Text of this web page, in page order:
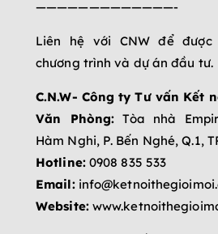
—————————————-
Liên hệ với CNW để
chương trình và dự án đầu tư.
C.N.W- Công ty Tư vấn Kết
Văn Phòng: Tòa nhà
Hàm Nghi, P. Bến Nghé, Q.1,
Hotline:‎0908 835 533
Email:
Website: